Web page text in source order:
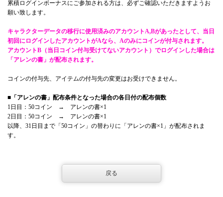
累積ログインボーナスにご参加される方は、必ずご確認いただきますようお
願い致します。
キャラクターデータの移行に使用済みのアカウントA,Bがあったとして、当日
初回にログインしたアカウントがAなら、Aのみにコインが付与されます。
アカウントB（当日コイン付与受けてないアカウント）でログインした場合は
「アレンの書」が配布されます。
コインの付与先、アイテムの付与先の変更はお受けできません。
■「アレンの書」配布条件となった場合の各日付の配布個数
1日目：50コイン → アレンの書×1
2日目：50コイン → アレンの書×1
以降、31日目まで「50コイン」の替わりに「アレンの書×1」が配布されま
す。
戻る